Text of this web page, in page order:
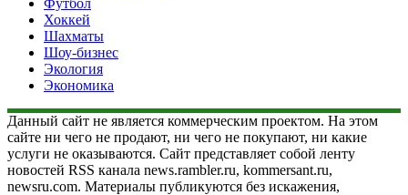
Хоккей
Шахматы
Шоу-бизнес
Экология
Экономика
Данный сайт не является коммерческим проектом. На этом
сайте ни чего не продают, ни чего не покупают, ни какие
услуги не оказываются. Сайт представляет собой ленту
новостей RSS канала news.rambler.ru, kommersant.ru,
newsru.com. Материалы публикуются без искажения,